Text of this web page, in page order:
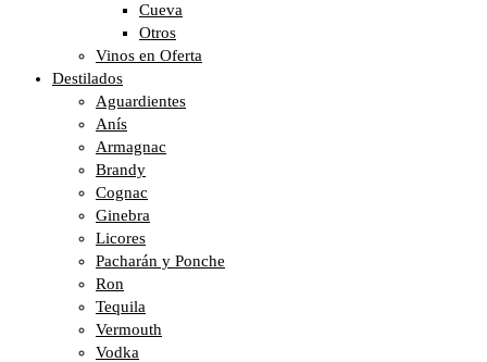
Cueva
Otros
Vinos en Oferta
Destilados
Aguardientes
Anís
Armagnac
Brandy
Cognac
Ginebra
Licores
Pacharán y Ponche
Ron
Tequila
Vermouth
Vodka